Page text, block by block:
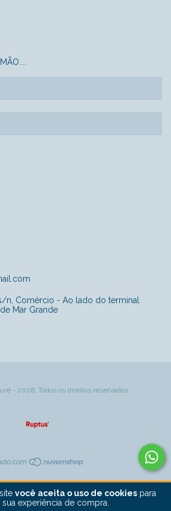
você aceita o uso de cookies para
sua experiência de compra.
n, Comércio - Ao lado do terminal
Mar Grande
- 2026. Todos os direitos reservados.